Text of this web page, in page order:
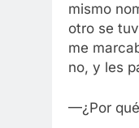
mismo
otro se
me
no, y les
—¿Por